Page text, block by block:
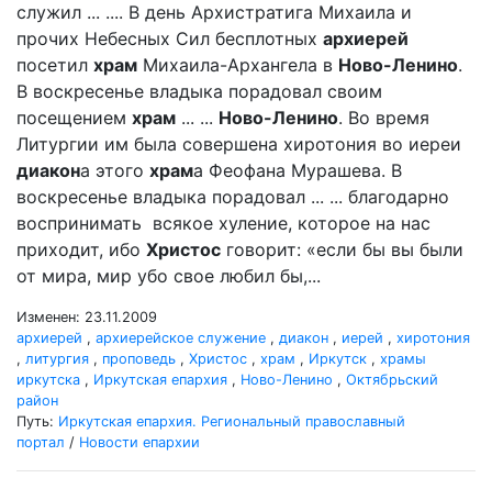
служил ... .... В день Архистратига Михаила и
прочих Небесных Сил бесплотных архиерей
посетил храм Михаила-Архангела в Ново-Ленино.
В воскресенье владыка порадовал своим
посещением храм ... ... Ново-Ленино. Во время
Литургии им была совершена хиротония во иереи
диакона этого храма Феофана Мурашева. В
воскресенье владыка порадовал ... ... благодарно
воспринимать всякое хуление, которое на нас
приходит, ибо Христос говорит: «если бы вы были
от мира, мир убо свое любил бы,...
Изменен: 23.11.2009
архиерей , архиерейское служение , диакон , иерей , хиротония
, литургия , проповедь , Христос , храм , Иркутск , храмы
иркутска , Иркутская епархия , Ново-Ленино , Октябрьский
район
Путь: Иркутская епархия. Региональный православный
портал / Новости епархии